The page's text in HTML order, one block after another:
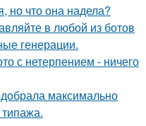
но что она надела?
в любой из ботов
генерации.
с нетерпением - ничего
максимально